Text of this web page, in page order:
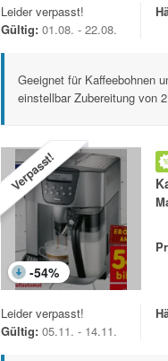
Leider verpasst!
Gültig: 01.08. - 22.08.
Geeignet für Kaffeebohnen
einstellbar Zubereitung von
Verpasst!
-54%
Leider verpasst!
Gültig: 05.11. - 14.11.